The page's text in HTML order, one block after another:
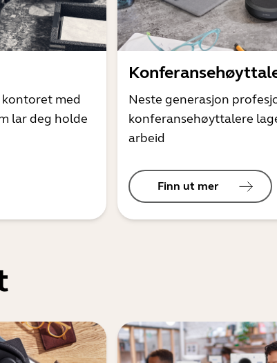
kontoret med
lar deg holde
Neste generasjon
konferansehøyttalere
arbeid
Finn ut mer